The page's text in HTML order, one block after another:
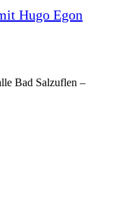
Hugo Egon
Bad Salzuflen –